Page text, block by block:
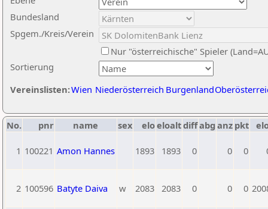
Sortierung
Bundesland
Spgem./Kreis/Verein
Nur "österreichische" Spieler
Vereinslisten:Wien Niederösterreich Burgenland
No. pnr name sex eloeloaltdiffabg anz pkt
1 100221 Amon Hannes 1893 1893 0 0 0
2 100596 Batyte Daiva w 2083 2083 0 0 0